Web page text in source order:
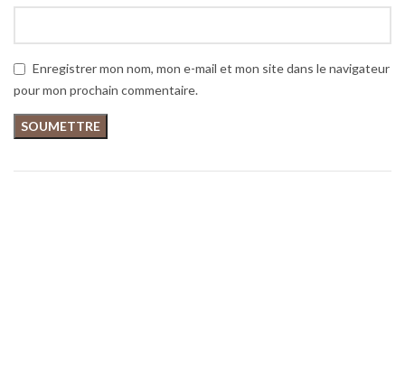
Enregistrer mon nom, mon e-mail et mon site dans le navigateur
pour mon prochain commentaire.